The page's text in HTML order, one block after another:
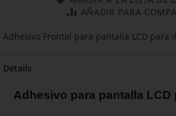
AÑADIR PARA
Adhesivo Frontal para pantalla LCD para
Details
Adhesivo para pantalla LCD